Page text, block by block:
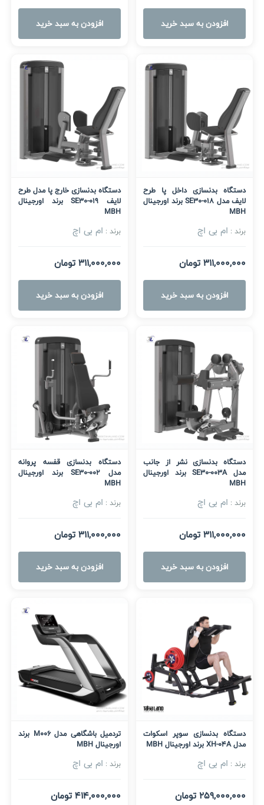
افزودن به سبد خرید افزودن به سبد خرید
دستگاه بدنسازی داخل پا طرح
لایف مدل SE30-018 برند اورجینال
MBH
برند : ام بی اچ
311,000,000 تومان
افزودن به سبد خرید
دستگاه بدنسازی خارج پا مدل طرح
لایف SE30-019 برند اورجینال
MBH
برند : ام بی اچ
311,000,000 تومان
افزودن به سبد خرید
دستگاه بدنسازی نشر از جانب
مدل SE30-003A برند اورجینال
MBH
برند : ام بی اچ
311,000,000 تومان
افزودن به سبد خرید
دستگاه بدنسازی قفسه پروانه
مدل SE30-002 برند اورجینال
MBH
برند : ام بی اچ
311,000,000 تومان
افزودن به سبد خرید
دستگاه بدنسازی سوپر اسکوات
مدل XH-04A برند اورجینال MBH
برند : ام بی اچ
259,000,000 تومان
تردمیل باشگاهی مدل M006 برند
اورجینال MBH
برند : ام بی اچ
414,000,000 تومان